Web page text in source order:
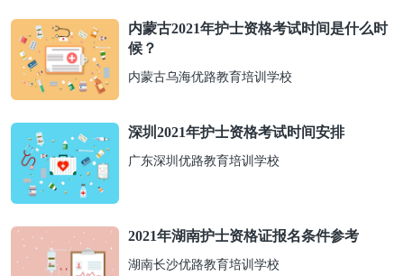
内蒙古2021年护士资格考试时间是什么时
候？
内蒙古乌海优路教育培训学校
深圳2021年护士资格考试时间安排
广东深圳优路教育培训学校
2021年湖南护士资格证报名条件参考
湖南长沙优路教育培训学校